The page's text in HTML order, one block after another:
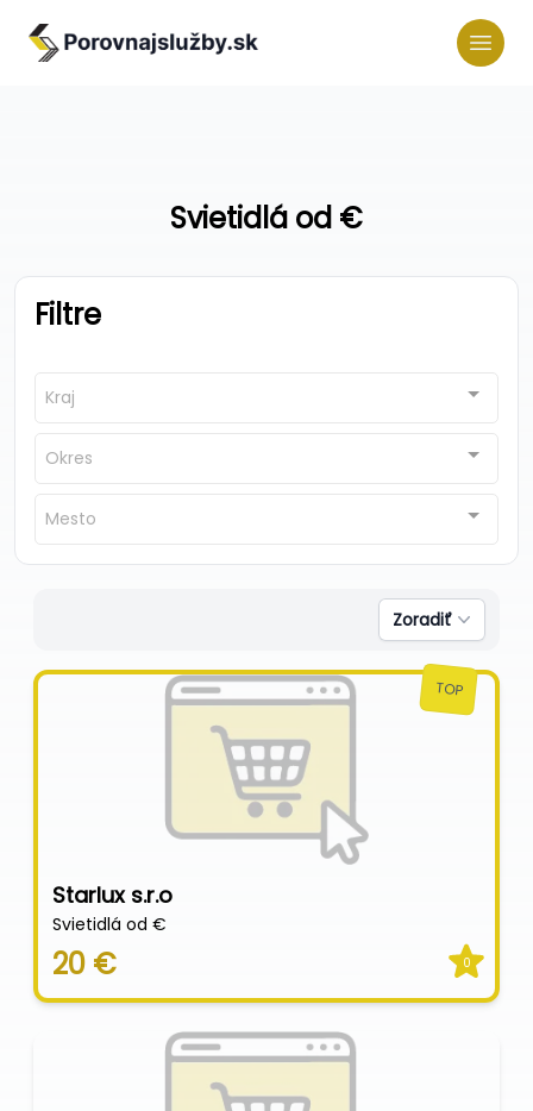
Svietidlá od €
Filtre
Kraj
Okres
Mesto
Zoradiť
TOP
Starlux s.r.o
Svietidlá od €
20 € 0